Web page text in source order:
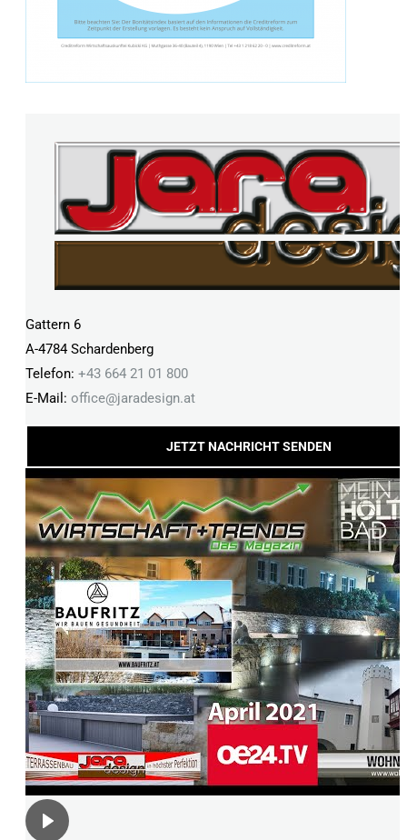
Gattern 6
A-4784 Schardenberg
Telefon: +43 664 21 01 800
E-Mail: office@jaradesign.at
JETZT NACHRICHT SENDEN